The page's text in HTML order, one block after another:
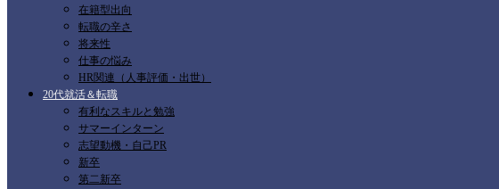
在籍型出向
転職の辛さ
将来性
仕事の悩み
HR関連（人事評価・出世）
20代就活＆転職
有利なスキルと勉強
サマーインターン
志望動機・自己PR
新卒
第二新卒